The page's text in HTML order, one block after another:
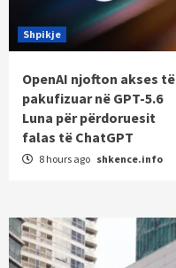
Shpikje
OpenAI njofton akses të
pakufizuar në GPT-5.6
Luna për përdoruesit
falas të ChatGPT
8 hours ago shkence.info